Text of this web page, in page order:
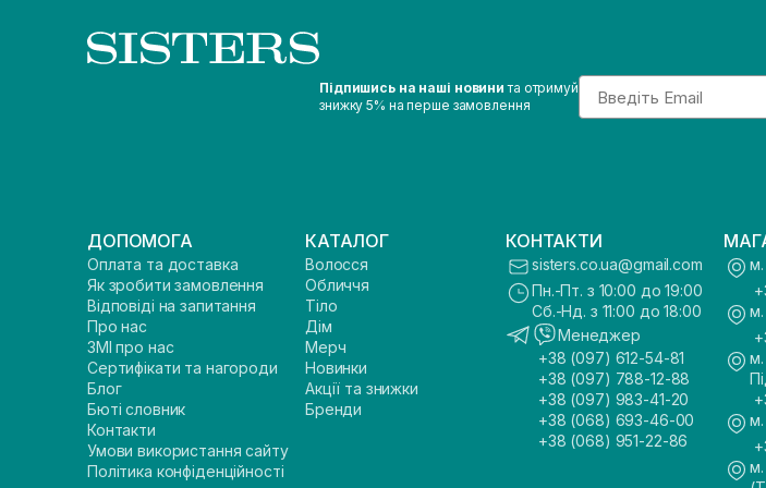
Підпишись на наші новини та отримуй
знижку 5% на перше замовлення
Email
ДОПОМОГА
Оплата та доставка
Як зробити замовлення
Відповіді на запитання
Про нас
ЗМІ про нас
Сертифікати та нагороди
Блог
Бюті словник
Контакти
Умови використання сайту
Політика конфіденційності
КАТАЛОГ
Волосся
Обличчя
Тіло
Дім
Мерч
Новинки
Акції та знижки
Бренди
КОНТАКТИ
sisters.co.ua@gmail.com
Пн.-Пт. з 10:00 до 19:00
Сб.-Нд. з 11:00 до 18:00
Менеджер
+38 (097) 612-54-81
+38 (097) 788-12-88
+38 (097) 983-41-20
+38 (068) 693-46-00
+38 (068) 951-22-86
м.
м.
м.
м.
м.